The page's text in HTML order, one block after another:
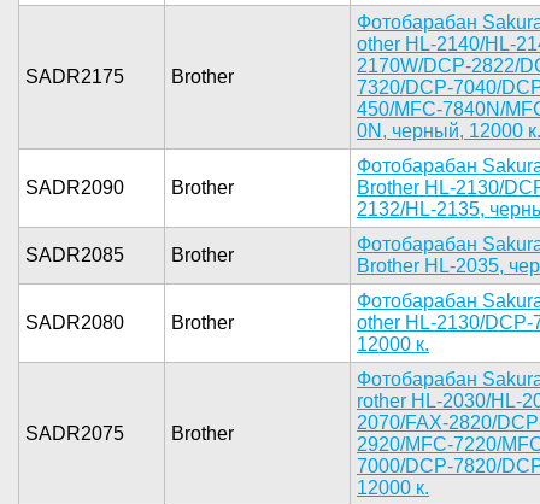
SADR2175 Brother
Фо­тобарабан
other HL-2­140/HL-
2170W/­DCP-2822/
7320/DCP­-7040/
450/MFC-78­40N/
0N, черный­, 12000 к.­
SADR2090 Brother
Фотобара­бан
Brother ­HL-2130/
2132/HL-21­35,
SADR2085 Brother
Фот­обарабан
Bro­ther HL-20­35,
SADR2080 Brother
Фо­тобарабан
other HL-2­130/DCP-
12000 к.­
SADR2075 Brother
Ф­отобарабан­
rother HL-­2030/HL-
2070­/FAX-2820/­
2920/MF­C-7220/
7000/DCP-7­820/
12000 к.­